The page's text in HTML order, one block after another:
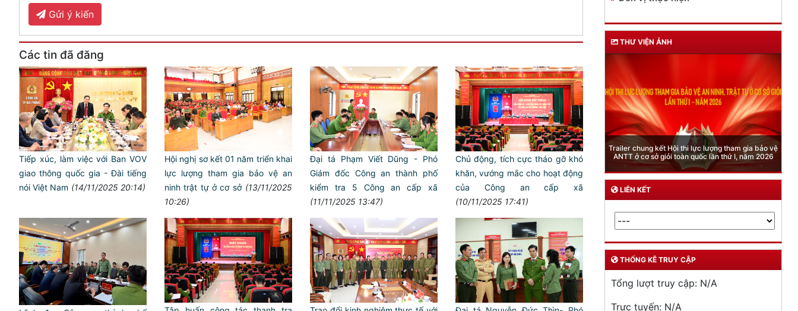
Gửi ý kiến
Các tin đã đăng
Tiếp xúc, làm việc với Ban VOV
giao thông quốc gia - Đài tiếng
nói Việt Nam (14/11/2025 20:14)
Hội nghị sơ kết 01 năm triển khai
lực lượng tham gia bảo vệ an
ninh trật tự ở cơ sở (13/11/2025
10:26)
Đại tá Phạm Viết Dũng - Phó
Giám đốc Công an thành phố
kiểm tra 5 Công an cấp xã
(11/11/2025 13:47)
Chủ động, tích cực tháo gỡ khó
khăn, vướng mắc cho hoạt động
của Công an cấp xã
(10/11/2025 17:41)
THƯ VIỆN ẢNH
Phòng Quản lý xuất nhập cảnh: Hướng dẫn những
quy định mới trong lĩnh vực xuất cảnh, nhập cảnh
của công dân việt nam từ ngày 01/7/2026
LIÊN KẾT
THỐNG KÊ TRUY CẬP
Tổng lượt truy cập: N/A
Trực tuyến: N/A